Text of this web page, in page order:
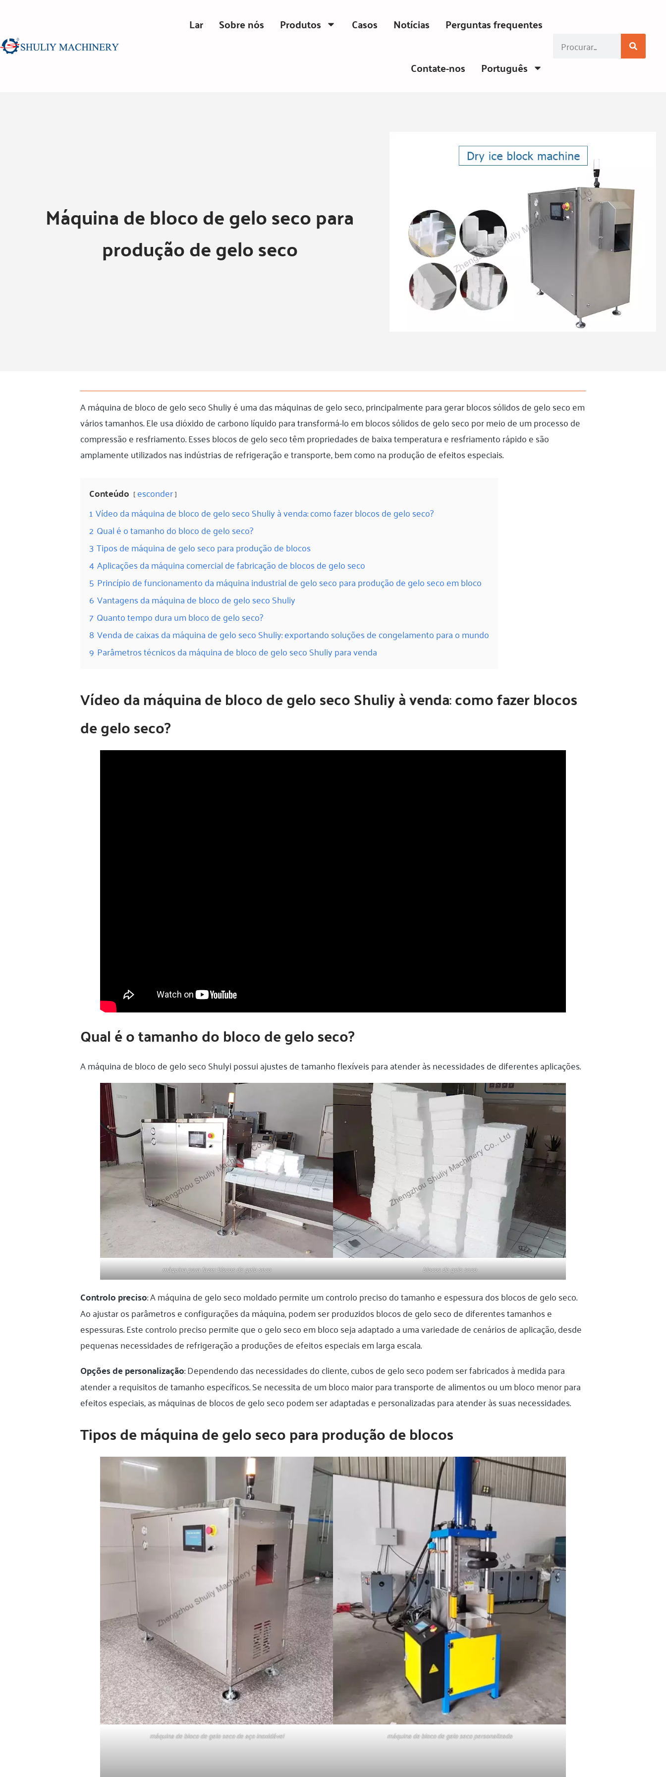
Lar Sobre nós Produtos Casos Notícias Perguntas frequentes
Contate-nos Português
Máquina de bloco de gelo seco para
produção de gelo seco
A máquina de bloco de gelo seco Shuliy é uma das máquinas de gelo seco, principalmente para gerar blocos sólidos de gelo seco em
vários tamanhos. Ele usa dióxido de carbono líquido para transformá-lo em blocos sólidos de gelo seco por meio de um processo de
compressão e resfriamento. Esses blocos de gelo seco têm propriedades de baixa temperatura e resfriamento rápido e são
amplamente utilizados nas indústrias de refrigeração e transporte, bem como na produção de efeitos especiais.
Conteúdo esconder
1 Vídeo da máquina de bloco de gelo seco Shuliy à venda: como fazer blocos de gelo seco?
2 Qual é o tamanho do bloco de gelo seco?
3Tipos de máquina de gelo seco para produção de blocos
4Aplicações da máquina comercial de fabricação de blocos de gelo seco
5 Princípio de funcionamento da máquina industrial de gelo seco para produção de gelo seco em bloco
6 Vantagens da máquina de bloco de gelo seco Shuliy
7 Quanto tempo dura um bloco de gelo seco?
8 Venda de caixas da máquina de gelo seco Shuliy: exportando soluções de congelamento para o mundo
9 Parâmetros técnicos da máquina de bloco de gelo seco Shuliy para venda
Vídeo da máquina de bloco de gelo seco Shuliy à venda:como fazer blocos
de gelo seco?
Qual é o tamanho do bloco de gelo seco?
A máquina de bloco de gelo seco Shulyi possui ajustes de tamanho flexíveis para atender às necessidades de diferentes aplicações.
máquina para fazer blocos de gelo seco blocos de gelo seco
Controlo preciso: A máquina de gelo seco moldado permite um controlo preciso do tamanho e espessura dos blocos de gelo seco.
Ao ajustar os parâmetros e configurações da máquina, podem ser produzidos blocos de gelo seco de diferentes tamanhos e
espessuras. Este controlo preciso permite que o gelo seco em bloco seja adaptado a uma variedade de cenários de aplicação, desde
pequenas necessidades de refrigeração a produções de efeitos especiais em larga escala.
Opções de personalização: Dependendo das necessidades do cliente, cubos de gelo seco podem ser fabricados à medida para
atender a requisitos de tamanho específicos. Se necessita de um bloco maior para transporte de alimentos ou um bloco menor para
efeitos especiais, as máquinas de blocos de gelo seco podem ser adaptadas e personalizadas para atender às suas necessidades.
Tipos de máquina de gelo seco para produção de blocos
máquina de bloco de gelo seco de aço inoxidável máquina de bloco de gelo seco personalizada